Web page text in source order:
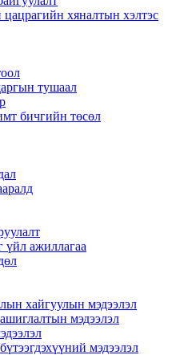
хяналтын хэлтэс
тушаал
бичгийн төсөл
үйл ажиллагаа
хайгуулын мэдээлэл
мэдээлэл
мэдээлэл